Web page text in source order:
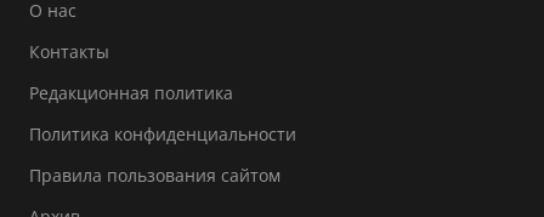
О нас
Контакты
Редакционная политика
Политика конфиденциальности
Правила пользования сайтом